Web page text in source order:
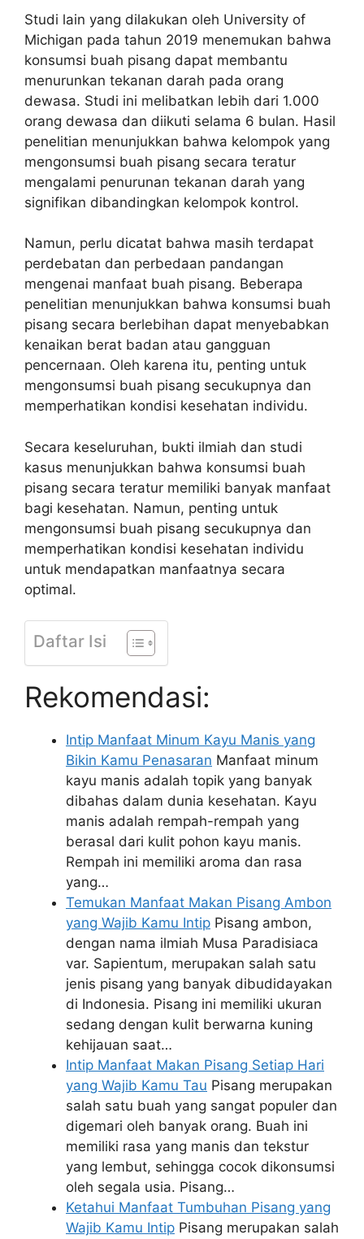
Studi lain yang dilakukan oleh University of
Michigan pada tahun 2019 menemukan bahwa
konsumsi buah pisang dapat membantu
menurunkan tekanan darah pada orang
dewasa. Studi ini melibatkan lebih dari 1.000
orang dewasa dan diikuti selama 6 bulan. Hasil
penelitian menunjukkan bahwa kelompok yang
mengonsumsi buah pisang secara teratur
mengalami penurunan tekanan darah yang
signifikan dibandingkan kelompok kontrol.
Namun, perlu dicatat bahwa masih terdapat
perdebatan dan perbedaan pandangan
mengenai manfaat buah pisang. Beberapa
penelitian menunjukkan bahwa konsumsi buah
pisang secara berlebihan dapat menyebabkan
kenaikan berat badan atau gangguan
pencernaan. Oleh karena itu, penting untuk
mengonsumsi buah pisang secukupnya dan
memperhatikan kondisi kesehatan individu.
Secara keseluruhan, bukti ilmiah dan studi
kasus menunjukkan bahwa konsumsi buah
pisang secara teratur memiliki banyak manfaat
bagi kesehatan. Namun, penting untuk
mengonsumsi buah pisang secukupnya dan
memperhatikan kondisi kesehatan individu
untuk mendapatkan manfaatnya secara
optimal.
Daftar Isi
Rekomendasi:
Intip Manfaat Minum Kayu Manis yang
Bikin Kamu Penasaran Manfaat minum
kayu manis adalah topik yang banyak
dibahas dalam dunia kesehatan. Kayu
manis adalah rempah-rempah yang
berasal dari kulit pohon kayu manis.
Rempah ini memiliki aroma dan rasa
yang…
Temukan Manfaat Makan Pisang Ambon
yang Wajib Kamu Intip Pisang ambon,
dengan nama ilmiah Musa Paradisiaca
var. Sapientum, merupakan salah satu
jenis pisang yang banyak dibudidayakan
di Indonesia. Pisang ini memiliki ukuran
sedang dengan kulit berwarna kuning
kehijauan saat…
Intip Manfaat Makan Pisang Setiap Hari
yang Wajib Kamu Tau Pisang merupakan
salah satu buah yang sangat populer dan
digemari oleh banyak orang. Buah ini
memiliki rasa yang manis dan tekstur
yang lembut, sehingga cocok dikonsumsi
oleh segala usia. Pisang…
Ketahui Manfaat Tumbuhan Pisang yang
Wajib Kamu Intip Pisang merupakan salah